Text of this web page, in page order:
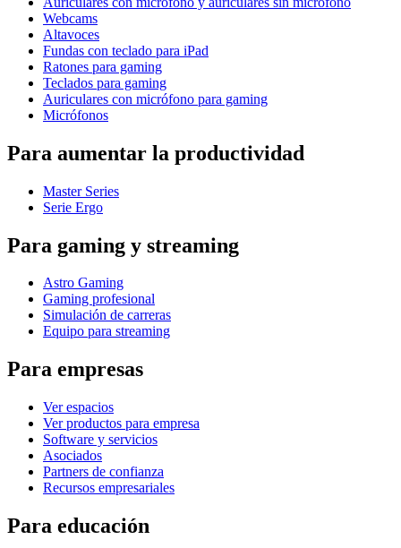
Webcams
Altavoces
Fundas con teclado para iPad
Ratones para gaming
Teclados para gaming
Auriculares con micrófono para gaming
Micrófonos
Para aumentar la productividad
Master Series
Serie Ergo
Para gaming y streaming
Astro Gaming
Gaming profesional
Simulación de carreras
Equipo para streaming
Para empresas
Ver espacios
Ver productos para empresa
Software y servicios
Asociados
Partners de confianza
Recursos empresariales
Para educación